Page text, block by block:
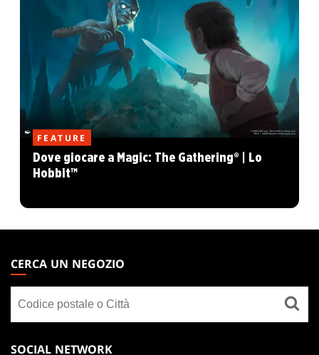
FEATURE
Dove giocare a Magic: The Gathering® | Lo
Hobbit™
THE
GATHERING
FOOTER
CERCA UN NEGOZIO
un
negozio
SOCIAL NETWORK